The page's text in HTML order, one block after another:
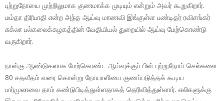
புற்றுநோயை முற்றிலுமாக குணமாக்க முடியும் என்றும் அவர் கூறுகிறார்.
மம்தா திரிபாதி என்ற அந்த ஆய்வு மாணவி இங்குள்ள பண்டிதர் ரவிசங்கர்
சுக்லா பல்கலைக்கழகத்தின் வேதியியல் துறையில் ஆய்வு மேற்கொண்டு
வருகிறார்.
நான்கு ஆண்டுகளாக மேற்கொண்ட ஆய்வுக்குப் பின் புற்றுநோய் செல்களை
80 சதவீதம் வரை கொன்று நோயாளியை குணப்படுத்தக் கூடிய
பார்முலாவை தாம் கண்டுபிடித்துள்ளதாகத் தெரிவித்துள்ளார். எலிகளுக்கு